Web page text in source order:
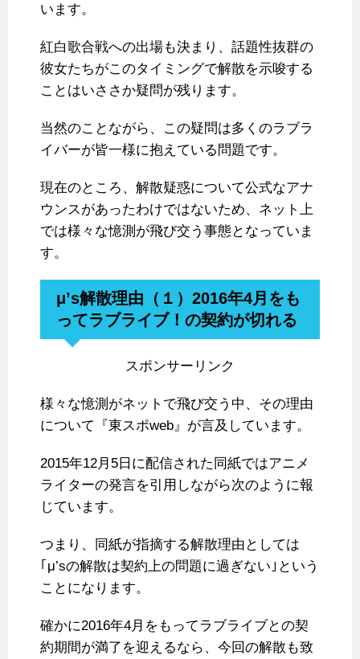
います。
紅白歌合戦への出場も決まり、話題性抜群の
彼女たちがこのタイミングで解散を示唆する
ことはいささか疑問が残ります。
当然のことながら、この疑問は多くのラブラ
イバーが皆一様に抱えている問題です。
現在のところ、解散疑惑について公式なアナ
ウンスがあったわけではないため、ネット上
では様々な憶測が飛び交う事態となっていま
す。
μ’s解散理由（１）2016年4月をも
ってラブライブ！の契約が切れる
スポンサーリンク
様々な憶測がネットで飛び交う中、その理由
について『東スポweb』が言及しています。
2015年12月5日に配信された同紙ではアニメ
ライターの発言を引用しながら次のように報
じています。
つまり、同紙が指摘する解散理由としては
｢μ’sの解散は契約上の問題に過ぎない｣という
ことになります。
確かに2016年4月をもってラブライブとの契
約期間が満了を迎えるなら、今回の解散も致